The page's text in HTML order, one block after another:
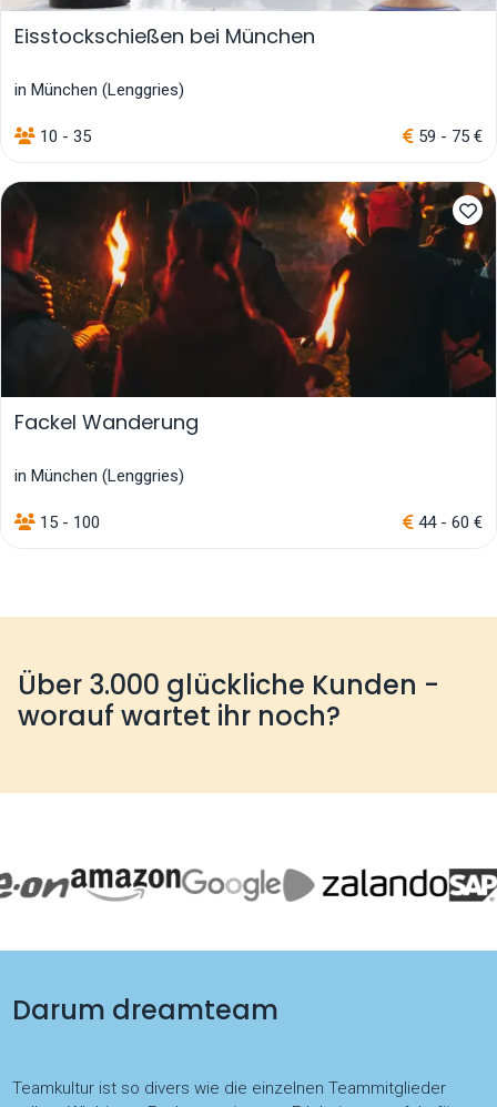
Eisstockschießen bei München
in München (Lenggries)
10 - 35 59 - 75 €
Fackel Wanderung
in München (Lenggries)
15 - 100 44 - 60 €
Über 3.000 glückliche Kunden -
worauf wartet ihr noch?
Darum dreamteam
Teamkultur ist so divers wie die einzelnen Teammitglieder